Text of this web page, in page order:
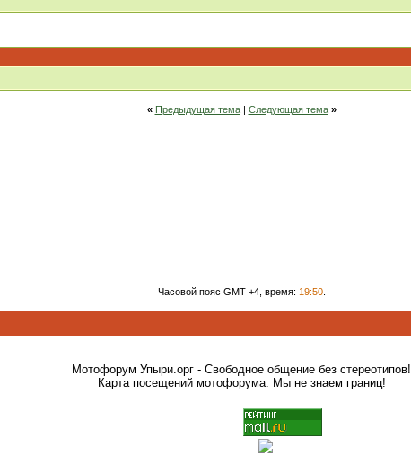
« Предыдущая тема| Следующая тема »
Часовой пояс GMT +4, время: 19:50.
Мотофорум Упыри.орг - Свободное общение без стереотипов!
Карта посещений мотофорума. Мы не знаем границ!